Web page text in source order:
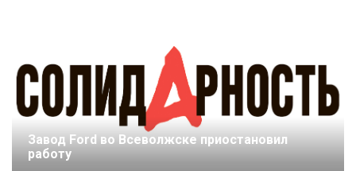
Завод Ford во Всеволжске приостановил
работу